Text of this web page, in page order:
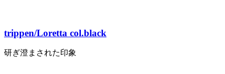
trippen/Loretta col.black
研ぎ澄まされた印象